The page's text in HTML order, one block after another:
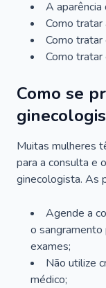
A aparência
Como
Como tratar
Como tratar
Como se
Muitas mulheres
para a consulta e
ginecologista. As
Agende a
o sangramento
exames;
Não utilize
médico;